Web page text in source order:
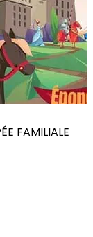
FAMILIALE